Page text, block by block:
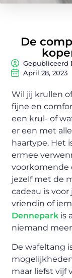
De
Gepubliceerd
April 28, 2023
Wil jij krullen
fijne en
een krul- of
er een met
haartype. Het
ermee
voorkomende
jezelf met de
cadeau is voor
vriendin of
Dennepark is
niemand
De wafeltang
maar liefst vijf